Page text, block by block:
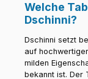
Welche
Dschinni?
Dschinni setzt
auf
milden
bekannt ist. Der